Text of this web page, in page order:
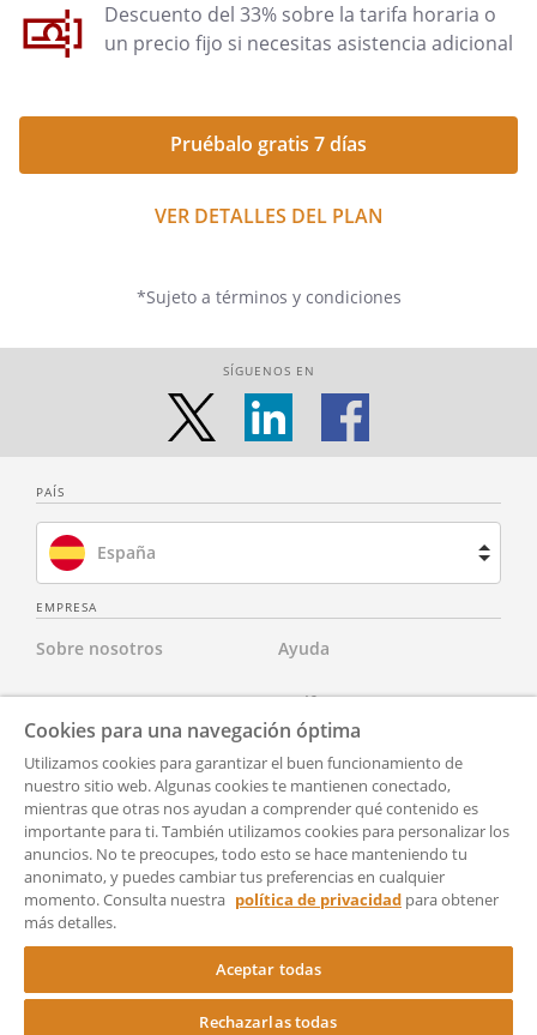
Descuento del 33% sobre la tarifa horaria o
un precio fijo si necesitas asistencia adicional
Pruébalo gratis 7 días
VER DETALLES DEL PLAN
*Sujeto a términos y condiciones
SÍGUENOS EN
PAÍS
España
Francia
Reino Unido
Estados Unidos
EMPRESA
Sobre nosotros
Contacta con nosotros
Para abogados
Para socios
Para Prensa
Condiciones generales de
uso
Ayuda
Tarifas
Aviso Legal
Política de Privacidad
Accesibilidad
Cookies para una navegación óptima
Utilizamos cookies para garantizar el buen funcionamiento de
nuestro sitio web. Algunas cookies te mantienen conectado,
mientras que otras nos ayudan a comprender qué contenido es
importante para ti. También utilizamos cookies para personalizar los
anuncios. No te preocupes, todo esto se hace manteniendo tu
anonimato, y puedes cambiar tus preferencias en cualquier
momento. Consulta nuestra política de privacidad para obtener
más detalles.
Aceptar todas
Rechazarlas todas